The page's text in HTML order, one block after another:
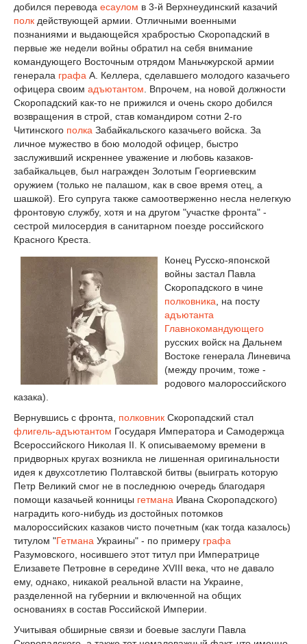
добился перевода есаулом в 3-й Верхнеудинский казачий
полк действующей армии. Отличными военными
познаниями и выдающейся храбростью Скоропадский в
первые же недели войны обратил на себя внимание
командующего Восточным отрядом Маньчжурской армии
генерала графа А. Келлера, сделавшего молодого казачьего
офицера своим адъютантом. Впрочем, на новой должности
Скоропадский как-то не прижился и очень скоро добился
возвращения в строй, став командиром сотни 2-го
Читинского полка Забайкальского казачьего войска. За
личное мужество в бою молодой офицер, быстро
заслуживший искреннее уважение и любовь казаков-
забайкальцев, был награжден Золотым Георгиевским
оружием (только не палашом, как в свое время отец, а
шашкой). Его супруга также самоотверженно несла нелегкую
фронтовую службу, хотя и на другом "участке фронта" -
сестрой милосердия в санитарном поезде российского
Красного Креста.
Конец Русско-японской
войны застал Павла
Скоропадского в чине
полковника , на посту
адъютанта
Главнокомандующего
русских войск на Дальнем
Востоке генерала Линевича
(между прочим, тоже -
родового малороссийского
казака).
Вернувшись с фронта, полковник Скоропадский стал
флигель-адъютантом Государя Императора и Самодержца
Всероссийского Николая II. К описываемому времени в
придворных кругах возникла не лишенная оригинальности
идея к двухсотлетию Полтавской битвы (выиграть которую
Петр Великий смог не в последнюю очередь благодаря
помощи казачьей конницы гетмана Ивана Скоропадского)
наградить кого-нибудь из достойных потомков
малороссийских казаков чисто почетным (как тогда казалось)
титулом "Гетмана Украины" - по примеру графа
Разумовского, носившего этот титул при Императрице
Елизавете Петровне в середине XVIII века, что не давало
ему, однако, никакой реальной власти на Украине,
разделенной на губернии и включенной на общих
основаниях в состав Российской Империи.
Учитывая обширные связи и боевые заслуги Павла